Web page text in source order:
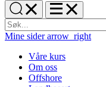
Mine sider arrow_right
Våre kurs
Om oss
Offshore